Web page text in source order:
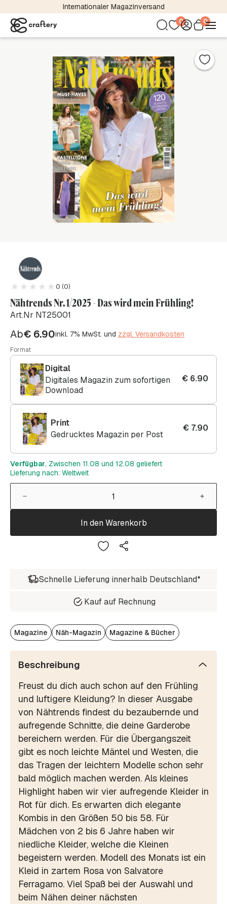
Internationaler Magazinversand
0 0
0 (0)
Nähtrends Nr. 1/2025 - Das wird mein Frühling!
Art.Nr NT25001
Ab€ 6.90inkl. 7% MwSt. und zzgl. Versandkosten
Format
Digital
Digitales Magazin zum sofortigen
Download
€ 6.90
Print
Gedrucktes Magazin per Post
€ 7.90
Verfügbar, Zwischen 11.08 und 12.08 geliefert
Lieferung nach: Weltweit
In den Warenkorb
Schnelle Lieferung innerhalb Deutschland*
Kauf auf Rechnung
Magazine Näh-Magazin Magazine & Bücher
Beschreibung
Freust du dich auch schon auf den Frühling
und luftigere Kleidung? In dieser Ausgabe
von Nähtrends findest du bezaubernde und
aufregende Schnitte, die deine Garderobe
bereichern werden. Für die Übergangszeit
gibt es noch leichte Mäntel und Westen, die
das Tragen der leichtern Modelle schon sehr
bald möglich machen werden. Als kleines
Highlight haben wir vier aufregende Kleider in
Rot für dich. Es erwarten dich elegante
Kombis in den Größen 50 bis 58. Für
Mädchen von 2 bis 6 Jahre haben wir
niedliche Kleider, welche die Kleinen
begeistern werden. Modell des Monats ist ein
Kleid in zartem Rosa von Salvatore
Ferragamo. Viel Spaß bei der Auswahl und
beim Nähen deiner nächsten